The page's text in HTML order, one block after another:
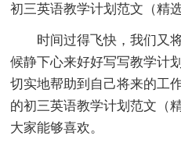
初三英语教学计划范文（精选
时间过得飞快，我们又将
候静下心来好好写写教学计
切实地帮助到自己将来的工
的初三英语教学计划范文（
大家能够喜欢。